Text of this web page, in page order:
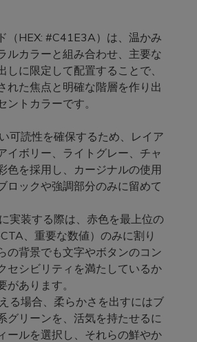
（HEX: #C41E3A）は、温かみ
ルカラーと組み合わせ、主要な
しに限定して配置することで、
れた焦点と明確な階層を作り出
トカラーです。
可読性を確保するため、レイア
イボリー、ライトグレー、チャ
色を採用し、カージナルの使用
ロックや強調部分のみに留めて
実装する際は、赤色を最上位の
、重要な数値）のみに割り
の背景でも文字やボタンのコン
セシビリティを満たしているか
があります。
る場合、柔らかさを出すにはブ
グリーンを、活気を持たせるに
ールを選択し、それらの鮮やか